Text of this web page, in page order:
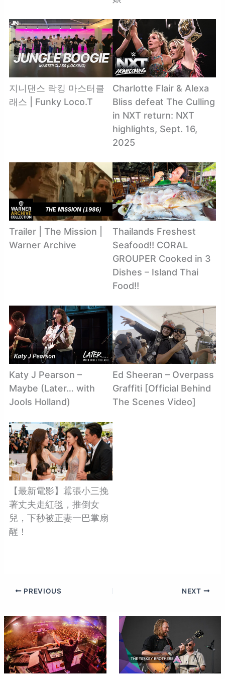
지니댄스 락킹 마스터클
래스 | Funky Loco.T
Charlotte Flair & Alexa
Bliss defeat The Culling
in NXT return: NXT
highlights, Sept. 16,
2025
Trailer | The Mission |
Warner Archive
Thailands Freshest
Seafood!! CORAL
GROUPER Cooked in 3
Dishes – Island Thai
Food!!
Katy J Pearson –
Maybe (Later… with
Jools Holland)
Ed Sheeran – Overpass
Graffiti [Official Behind
The Scenes Video]
【最新電影】囂張小三挽
著丈夫走紅毯，推倒女
兒，下秒被正妻一巴掌扇
醒！
PREVIOUS NEXT